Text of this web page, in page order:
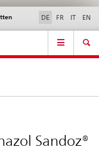
Kontakt | Support & Hilfe
DE FR IT EN
Sandoz®